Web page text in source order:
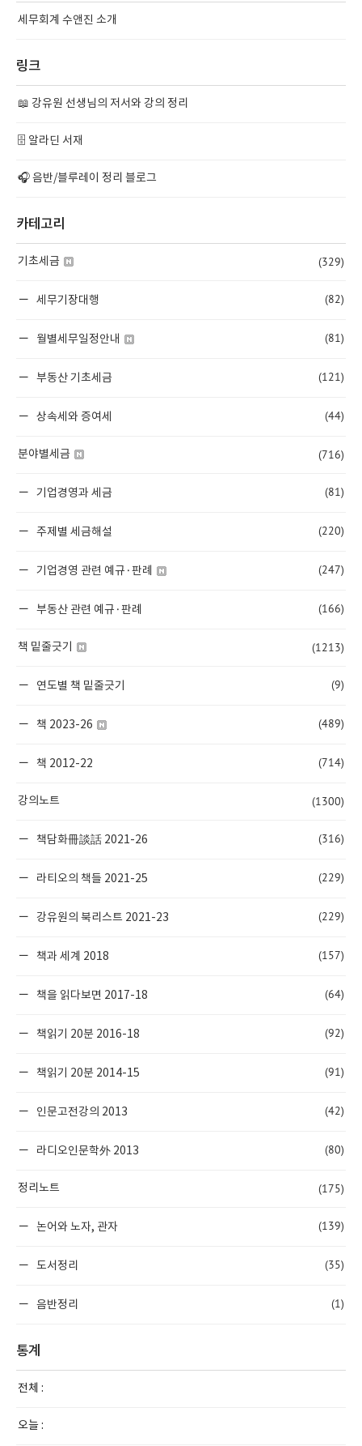
세무회계 수앤진 소개
링크
📖 강유원 선생님의 저서와 강의 정리
🗄️ 알라딘 서재
🎧 음반/블루레이 정리 블로그
카테고리
기초세금 (329)
세무기장대행 (82)
월별세무일정안내 (81)
부동산 기초세금 (121)
상속세와 증여세 (44)
분야별세금 (716)
기업경영과 세금 (81)
주제별 세금해설 (220)
기업경영 관련 예규·판례 (247)
부동산 관련 예규·판례 (166)
책 밑줄긋기 (1213)
연도별 책 밑줄긋기 (9)
책 2023-26 (489)
책 2012-22 (714)
강의노트 (1300)
책담화冊談話 2021-26 (316)
라티오의 책들 2021-25 (229)
강유원의 북리스트 2021-23 (229)
책과 세계 2018 (157)
책을 읽다보면 2017-18 (64)
책읽기 20분 2016-18 (92)
책읽기 20분 2014-15 (91)
인문고전강의 2013 (42)
라디오인문학外 2013 (80)
정리노트 (175)
논어와 노자, 관자 (139)
도서정리 (35)
음반정리 (1)
통계
전체 :
오늘 :